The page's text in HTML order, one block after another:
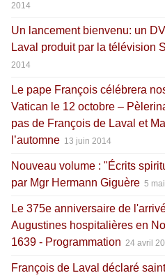
2014
Un lancement bienvenu: un
Laval produit par la télévision
2014
Le pape François célébrera
Vatican le 12 octobre –
pas de François de Laval et
l’automne 13 juin 2014
Nouveau volume : "Écrits
par Mgr Hermann Giguère 5
Le 375e anniversaire de
Augustines hospitalières en
1639 - Programmation 24 avril
François de Laval déclaré